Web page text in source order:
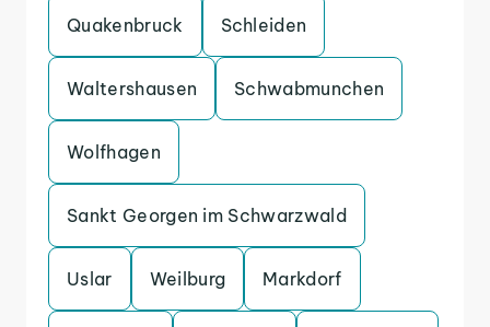
Quakenbruck Schleiden
Waltershausen Schwabmunchen
Wolfhagen
Sankt Georgen im Schwarzwald
Uslar Weilburg Markdorf